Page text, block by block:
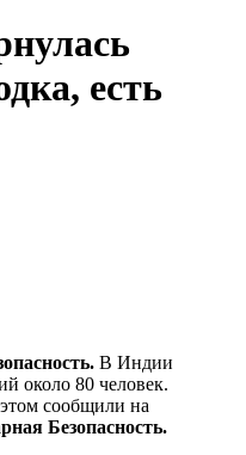
есть
В Индии
около 80 человек.
сообщили на
Безопасность.